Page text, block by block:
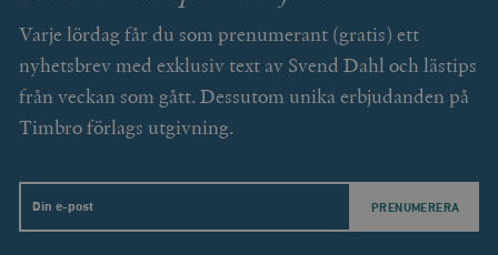
Varje lördag får du som prenumerant (gratis) ett
nyhetsbrev med exklusiv text av Svend Dahl och lästips
från veckan som gått. Dessutom unika erbjudanden på
Timbro förlags utgivning.
Email